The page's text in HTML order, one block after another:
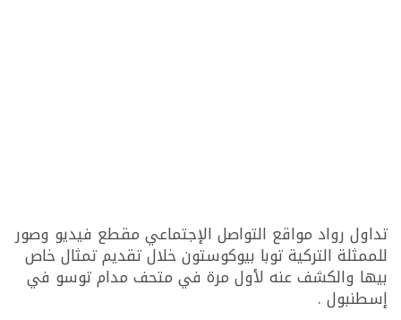
تداول رواد مواقع التواصل الإجتماعي مقطع فيديو وصور
للممثلة التركية توبا بيوكوستون خلال تقديم تمثال خاص
بيها والكشف عنه لأول مرة في متحف مدام توسو في
إسطنبول .